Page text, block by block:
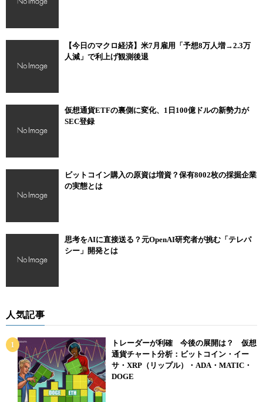
【今日のマクロ経済】米7月雇用「予想8万人増→2.3万
人減」で利上げ観測後退
仮想通貨ETFの裏側に変化、1日100億ドルの新勢力が
SEC登録
ビットコイン購入の原資は増資？保有8002枚の採掘企業
の実態とは
思考をAIに直接送る？元OpenAI研究者が挑む「テレパ
シー」開発とは
人気記事
トレーダーが利確 今後の展開は？ 仮想
通貨チャート分析：ビットコイン・イー
サ・XRP（リップル）・ADA・MATIC・
DOGE